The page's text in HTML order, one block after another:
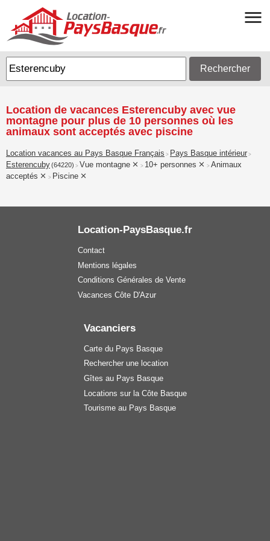
Rechercher
Location de vacances Esterencuby avec vue
montagne pour plus de 10 personnes où les
animaux sont acceptés avec piscine
Location vacances au Pays Basque Français > Pays Basque intérieur >
Esterencuby(64220) > Vue montagne > 10+ personnes > Animaux
acceptés
> Piscine
Location-PaysBasque.fr
Contact
Mentions légales
Conditions Générales de Vente
Vacances Côte D'Azur
Vacanciers
Carte du Pays Basque
Rechercher une location
Gîtes au Pays Basque
Locations sur la Côte Basque
Tourisme au Pays Basque